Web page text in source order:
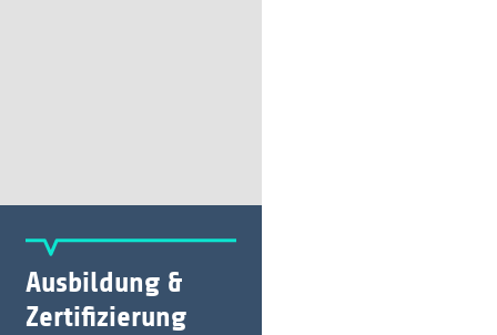
Ausbildung &
Zertifizierung